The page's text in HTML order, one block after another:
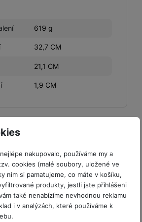
nakupovalo, používáme my a
cookies (malé soubory, uložené ve
nim si pamatujeme, co máte v košíku,
produkty, jestli jste přihlášeni
také nenabízíme nevhodnou reklamu
i v analýzách, které používáme k
619 g
32,7 CM
21,1 CM
1,9 CM
je nutné se přihlásit.
recenze.